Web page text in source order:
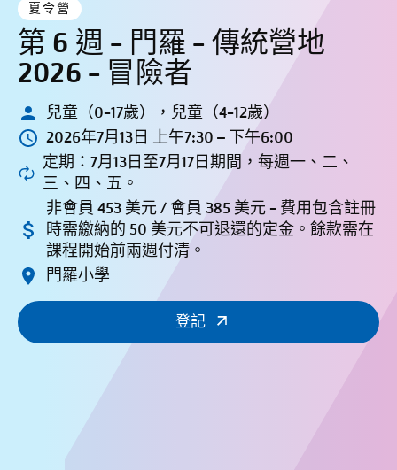
夏令營
第 6 週 - 門羅 - 傳統營地
2026 - 冒險者
兒童（0-17歲），兒童（4-12歲）
2026年7月13日 上午7:30 – 下午6:00
定期：7月13日至7月17日期間，每週一、二、
三、四、五。
非會員 453 美元 / 會員 385 美元 - 費用包含註冊
時需繳納的 50 美元不可退還的定金。餘款需在
課程開始前兩週付清。
門羅小學
登記